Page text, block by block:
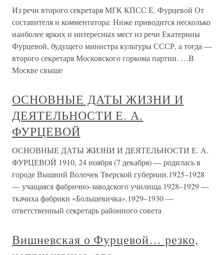
Из речи второго секретаря МГК КПСС Е. Фурцевой От
составителя и комментатора: Ниже приводится несколько
наиболее ярких и интересных мест из речи Екатерины
Фурцевой, будущего министра культуры СССР, а тогда —
второго секретаря Московского горкома партии. …В
Москве свыше
ОСНОВНЫЕ ДАТЫ ЖИЗНИ И
ДЕЯТЕЛЬНОСТИ Е. А.
ФУРЦЕВОЙ
ОСНОВНЫЕ ДАТЫ ЖИЗНИ И ДЕЯТЕЛЬНОСТИ Е. А.
ФУРЦЕВОЙ 1910, 24 ноября (7 декабря) — родилась в
городе Вышний Волочек Тверской губернии.1925–1928
— учащаяся фабрично-заводского училища.1928–1929 —
ткачиха фабрики «Большевичка».1929–1930 —
ответственный секретарь районного совета
Вишневская о Фурцевой… резко,